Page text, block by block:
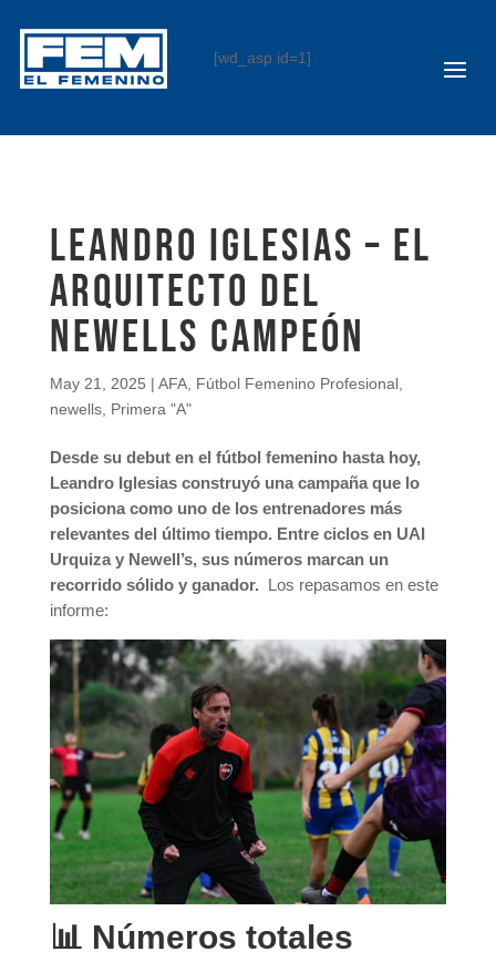
[wd_asp id=1]
LEANDRO IGLESIAS – EL
ARQUITECTO DEL
NEWELLS CAMPEÓN
May 21, 2025 | AFA, Fútbol Femenino Profesional,
newells, Primera "A"
Desde su debut en el fútbol femenino hasta hoy,
Leandro Iglesias construyó una campaña que lo
posiciona como uno de los entrenadores más
relevantes del último tiempo. Entre ciclos en UAI
Urquiza y Newell’s, sus números marcan un
recorrido sólido y ganador. Los repasamos en este
informe:
📊 Números totales